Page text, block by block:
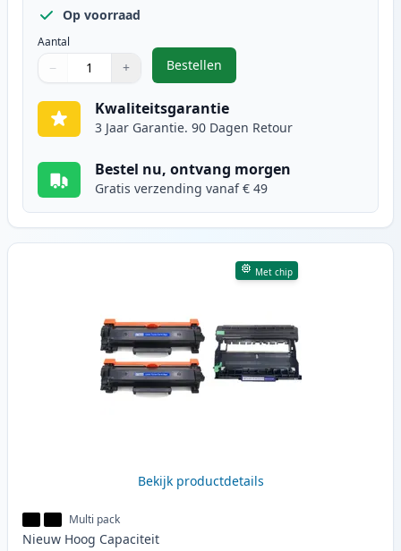
Op voorraad
Aantal
Gebruik de knoppen om aan te passen
− +
1
Bestellen
,5 stuks Brother TN2420 toner
Kwaliteitsgarantie
3 Jaar Garantie. 90 Dagen Retour
Bestel nu, ontvang morgen
Gratis verzending vanaf € 49
Met chip
Bekijk productdetails
Multi pack
Nieuw Hoog Capaciteit